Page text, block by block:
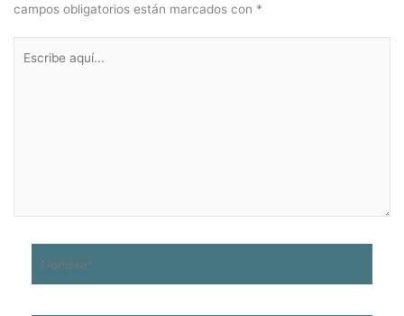
campos obligatorios están marcados con *
aquí...